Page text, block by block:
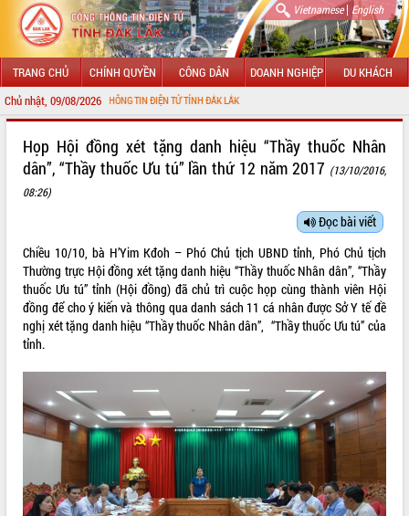
Vietnamese| English
TRANG CHỦ CHÍNH QUYỀN CÔNG DÂN DOANH NGHIỆP DU KHÁCH
Chủ nhật, 09/08/2026
VỚI CỔNG THÔNG TIN ĐIỆN TỬ TỈNH ĐẮK LẮK
LÃNH ĐẠO UBND TỈNH
SỞ, BAN, NGÀNH
UBND CÁC XÃ, PHƯỜNG
THÔNG TIN CHỈ ĐẠO ĐIỀU HÀNH
VĂN BẢN HĐND TỈNH
ĐIỂM TIN VĂN BẢN
Họp Hội đồng xét tặng danh hiệu “Thầy thuốc Nhân
dân”, “Thầy thuốc Ưu tú” lần thứ 12 năm 2017 (13/10/2016,
08:26)
Đọc bài viết
Chiều 10/10, bà H’Yim Kđoh – Phó Chủ tịch UBND tỉnh, Phó Chủ tịch
Thường trực Hội đồng xét tặng danh hiệu “Thầy thuốc Nhân dân”, “Thầy
thuốc Ưu tú” tỉnh (Hội đồng) đã chủ trì cuộc họp cùng thành viên Hội
đồng để cho ý kiến và thông qua danh sách 11 cá nhân được Sở Y tế đề
nghị xét tặng danh hiệu “Thầy thuốc Nhân dân”, “Thầy thuốc Ưu tú” của
tỉnh.